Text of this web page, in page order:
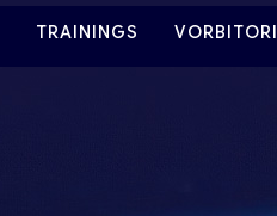
TRAININGS VORBITORI